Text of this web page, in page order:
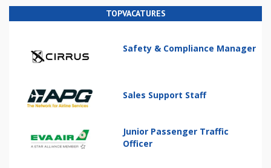
TOPVACATURES
Safety & Compliance Manager
Sales Support Staff
Junior Passenger Traffic
Officer